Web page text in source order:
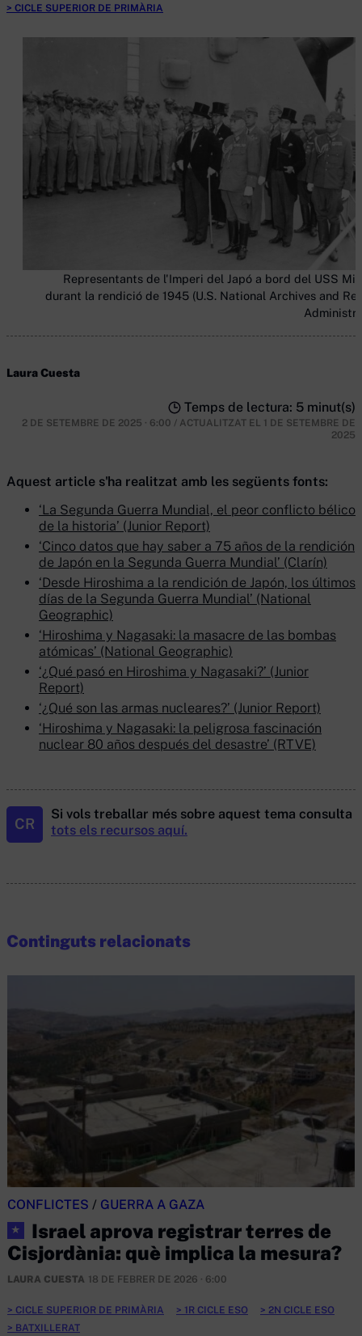
CICLE SUPERIOR DE PRIMÀRIA
Representants de l'Imperi del Japó a bord del USS
durant la rendició de 1945 (U.S. National Archives and
Laura Cuesta
Temps de lectura: 5 minut(s)
2 DE SETEMBRE DE 2025 · 6:00 / ACTUALITZAT EL 1 DE SETEMBRE DE
2025
Aquest article s'ha realitzat amb les següents fonts:
‘La Segunda Guerra Mundial, el peor conflicto bélico
de la historia’ (Junior Report)
‘Cinco datos que hay saber a 75 años de la rendición
de Japón en la Segunda Guerra Mundial’ (Clarín)
‘Desde Hiroshima a la rendición de Japón, los últimos
días de la Segunda Guerra Mundial’ (National
Geographic)
‘Hiroshima y Nagasaki: la masacre de las bombas
atómicas’ (National Geographic)
‘¿Qué pasó en Hiroshima y Nagasaki?’ (Junior
Report)
‘¿Qué son las armas nucleares?’ (Junior Report)
‘Hiroshima y Nagasaki: la peligrosa fascinación
nuclear 80 años después del desastre’ (RTVE)
CR
Si vols treballar més sobre aquest tema consulta
tots els recursos aquí.
Continguts relacionats
CONFLICTES / GUERRA A GAZA
★
Israel aprova registrar terres de
Cisjordània: què implica la mesura?
LAURA CUESTA 18 DE FEBRER DE 2026 · 6:00
CICLE SUPERIOR DE PRIMÀRIA 1R CICLE ESO
2N CICLE ESO
BATXILLERAT